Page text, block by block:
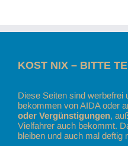
KOST NIX – BITTE
Diese Seiten sind werbefrei
bekommen von AIDA oder
oder Vergünstigungen,
Vielfahrer auch bekommt.
bleiben und auch mal deftig